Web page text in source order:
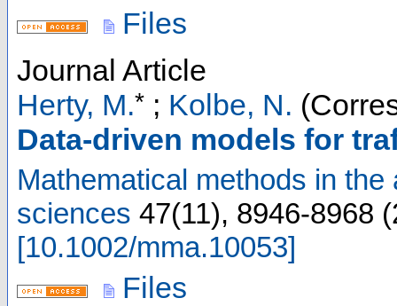
Files
Journal Article
Herty, M.* ; Kolbe, N.
Data-driven models for
Mathematical methods in the
sciences 47(11), 8946-8968 (
[10.1002/mma.10053]
Files